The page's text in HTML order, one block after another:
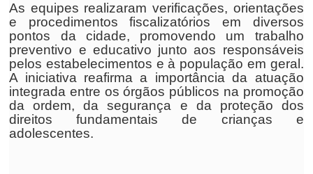
As equipes realizaram verificações, orientações
e procedimentos fiscalizatórios em diversos
pontos da cidade, promovendo um trabalho
preventivo e educativo junto aos responsáveis
pelos estabelecimentos e à população em geral.
A iniciativa reafirma a importância da atuação
integrada entre os órgãos públicos na promoção
da ordem, da segurança e da proteção dos
direitos fundamentais de crianças e
adolescentes.